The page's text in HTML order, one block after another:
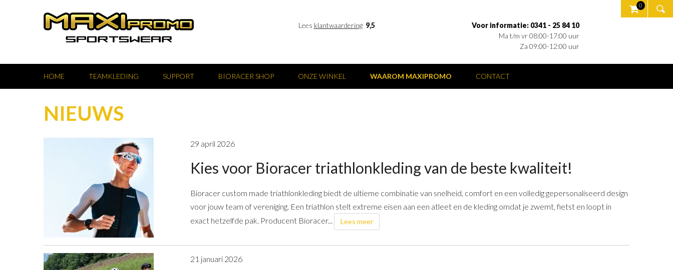
Lees klantwaardering 9,5
Voor informatie: 0341 - 25 84 10
Ma t/m vr 08:00-17:00 uur
Za 09:00-12:00 uur
0
HOME TEAMKLEDING SUPPORT BIORACER SHOP ONZE WINKEL WAAROM MAXIPROMO CONTACT
NIEUWS
29 april 2026
Kies voor Bioracer triathlonkleding van de beste kwaliteit!
Bioracer custom made triathlonkleding biedt de ultieme combinatie van snelheid, comfort en een volledig gepersonaliseerd design
voor jouw team of vereniging. Een triathlon stelt extreme eisen aan een atleet en de kleding omdat je zwemt, fietst en loopt in
exact hetzelfde pak. Producent Bioracer...
Lees meer
21 januari 2026